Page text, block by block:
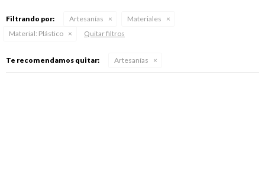
Filtrando por: Artesanías
Materiales
Material: Plástico Quitar filtros
Te recomendamos quitar: Artesanías